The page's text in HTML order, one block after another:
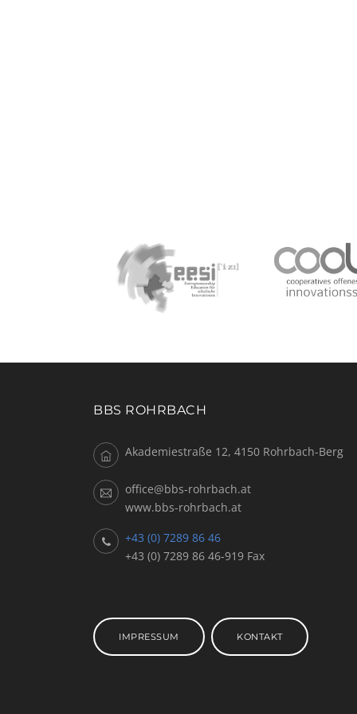
BBS ROHRBACH
Akademiestraße 12, 4150 Rohrbach-Berg
office@bbs-rohrbach.at
www.bbs-rohrbach.at
+43 (0) 7289 86 46
+43 (0) 7289 86 46-919 Fax
IMPRESSUM KONTAKT